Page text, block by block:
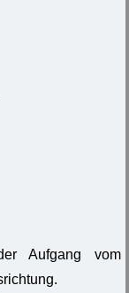
Aufgang vom